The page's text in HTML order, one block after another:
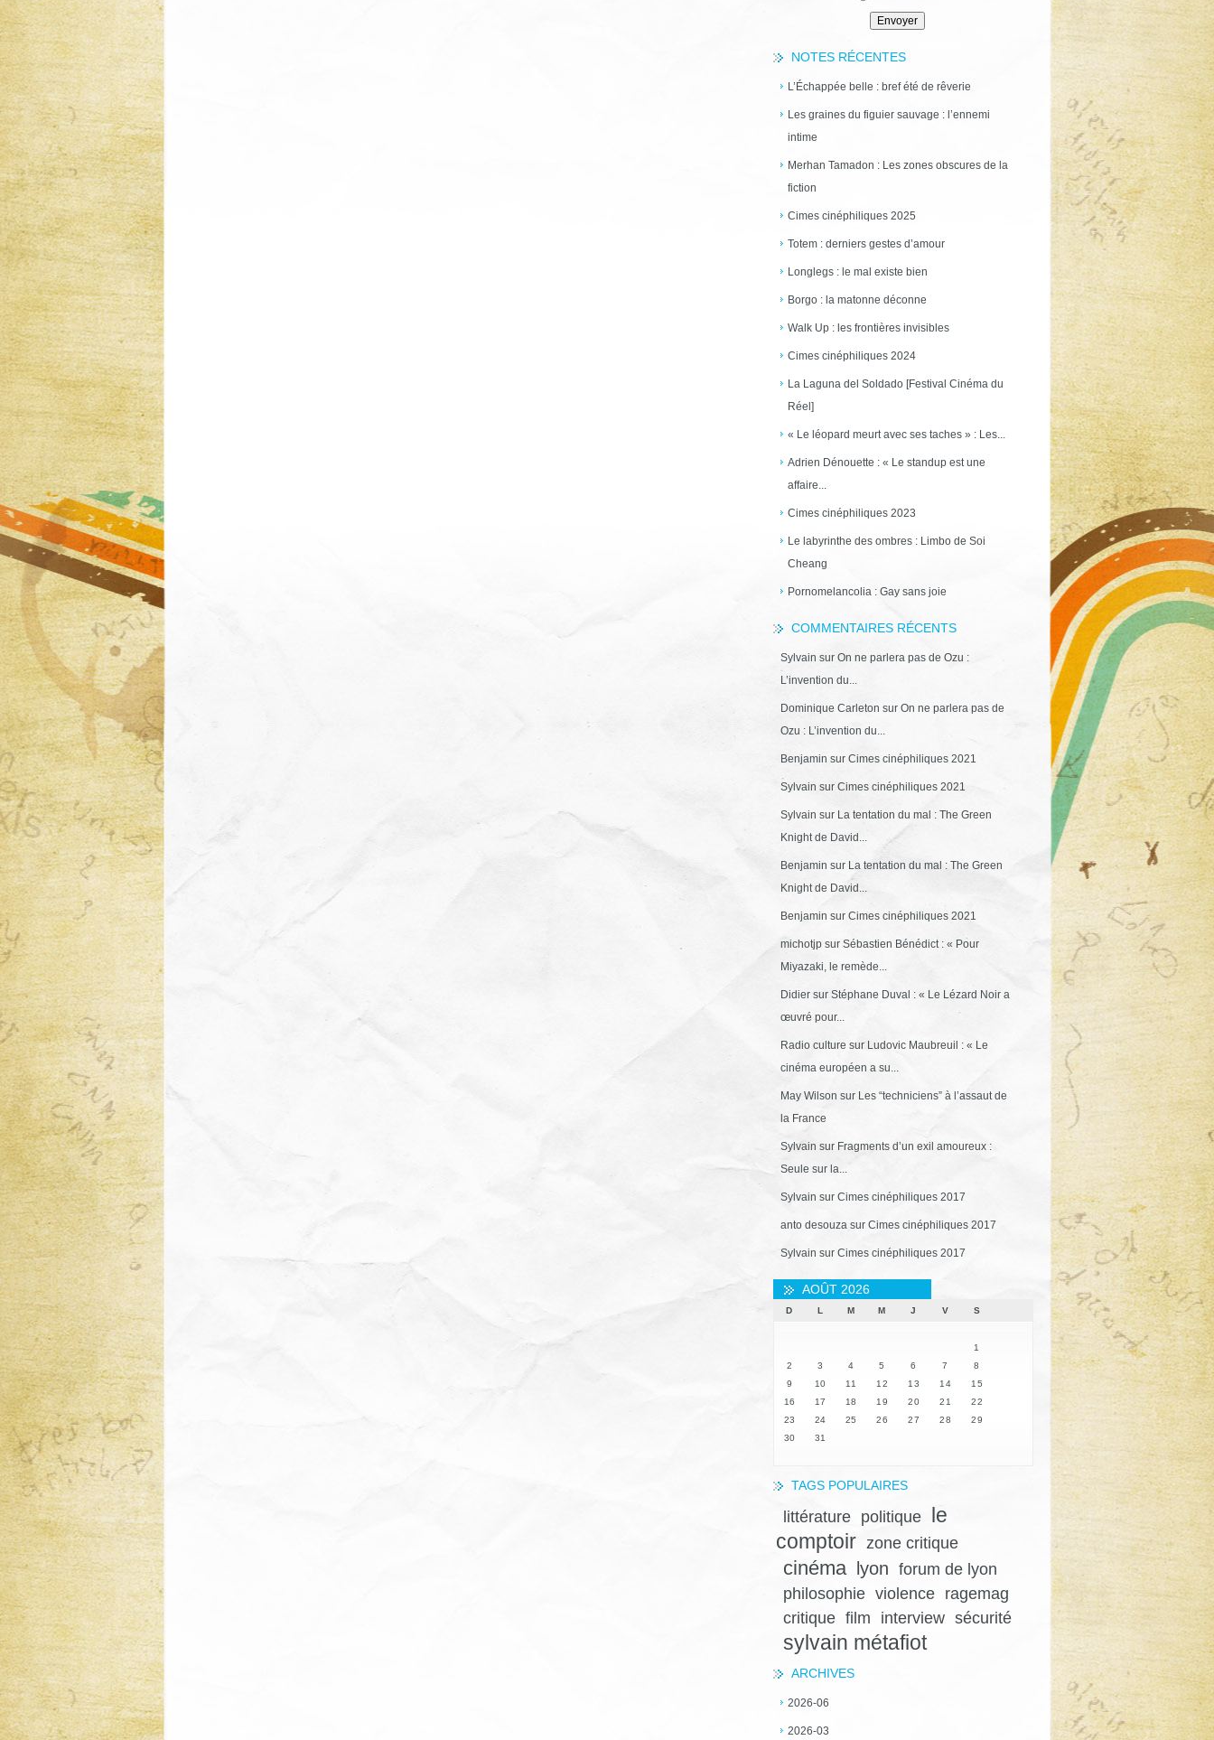
NOTES RÉCENTES
L’Échappée belle : bref été de rêverie
Les graines du figuier sauvage : l’ennemi
intime
Merhan Tamadon : Les zones obscures de la
fiction
Cimes cinéphiliques 2025
Totem : derniers gestes d’amour
Longlegs : le mal existe bien
Borgo : la matonne déconne
Walk Up : les frontières invisibles
Cimes cinéphiliques 2024
La Laguna del Soldado [Festival Cinéma du
Réel]
« Le léopard meurt avec ses taches » : Les...
Adrien Dénouette : « Le standup est une
affaire...
Cimes cinéphiliques 2023
Le labyrinthe des ombres : Limbo de Soi
Cheang
Pornomelancolia : Gay sans joie
COMMENTAIRES RÉCENTS
Sylvain sur On ne parlera pas de Ozu :
L’invention du...
Dominique Carleton sur On ne parlera pas de
Ozu : L’invention du...
Benjamin sur Cimes cinéphiliques 2021
Sylvain sur Cimes cinéphiliques 2021
Sylvain sur La tentation du mal : The Green
Knight de David...
Benjamin sur La tentation du mal : The Green
Knight de David...
Benjamin sur Cimes cinéphiliques 2021
michotjpsur Sébastien Bénédict : « Pour
Miyazaki, le remède...
Didiersur Stéphane Duval : « Le Lézard Noir a
œuvré pour...
Radio culture sur Ludovic Maubreuil : « Le
cinéma européen a su...
May Wilson sur Les “techniciens” à l’assaut de
la France
Sylvain sur Fragments d’un exil amoureux :
Seule sur la...
Sylvain sur Cimes cinéphiliques 2017
anto desouzasur Cimes cinéphiliques 2017
Sylvain sur Cimes cinéphiliques 2017
AOÛT 2026
D L M M J V S
1
2
3 4 5 6 7
8
9
10 11 12 13 14
15
16
17 18 19 20 21
22
23
24 25 26 27 28
29
30
31
TAGS POPULAIRES
littérature politique
le
comptoir zone critique
cinéma lyon forum de lyon
philosophie violence
ragemag
critique film interview sécurité
sylvain métafiot
ARCHIVES
2026-06
2026-03